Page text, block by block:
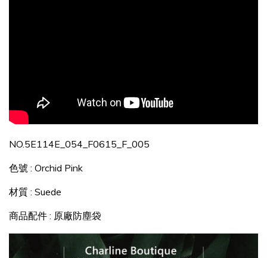
NO.5E114E_054_F0615_F_005
色號 : Orchid Pink
材質 : Suede
商品配件 : 原廠防塵袋